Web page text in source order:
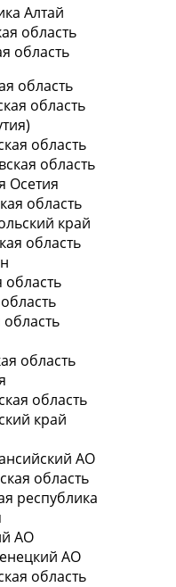
Алтай
область
область
область
область
область
область
Осетия
область
край
область
область
область
область
область
край
АО
область
республика
АО
АО
область